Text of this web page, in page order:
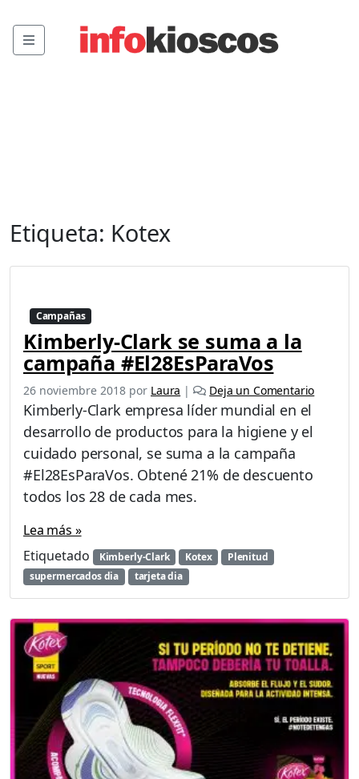
Menu
Etiqueta: Kotex
Campañas
Kimberly-Clark se suma a la
campaña #El28EsParaVos
26 noviembre 2018 por Laura | Deja un Comentario
Kimberly-Clark empresa líder mundial en el
desarrollo de productos para la higiene y el
cuidado personal, se suma a la campaña
#El28EsParaVos. Obtené 21% de descuento
todos los 28 de cada mes.
Lea más »
Etiquetado
Kimberly-Clark Kotex
Plenitud
supermercados dia
tarjeta dia